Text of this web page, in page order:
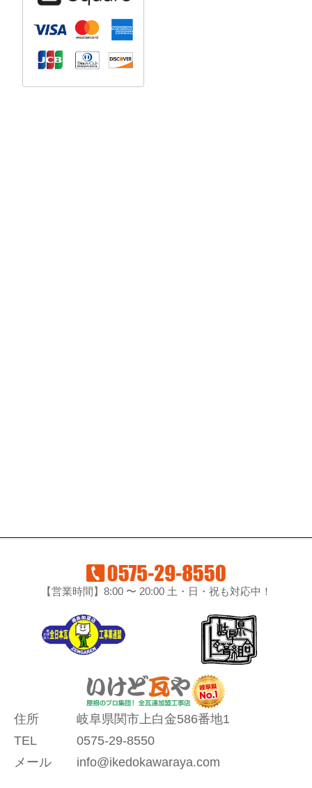
【営業時間】8:00 〜 20:00 土・日・祝も対応中！
住所
岐阜県関市上白金586番地1
TEL
0575-29-8550
メール
info@ikedokawaraya.com